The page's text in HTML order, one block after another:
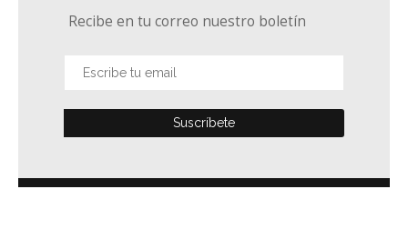
Recibe en tu correo nuestro boletín